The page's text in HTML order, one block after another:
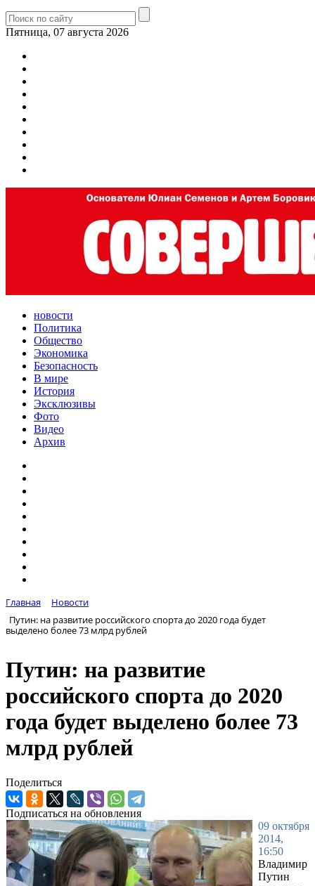
Пятница, 07 августа 2026
новости
Политика
Общество
Экономика
Безопасность
В мире
История
Эксклюзивы
Фото
Видео
Архив
Главная
Новости
Путин: на развитие российского спорта до 2020 года будет
выделено более 73 млрд рублей
Путин: на развитие
российского спорта до 2020
года будет выделено более 73
млрд рублей
Поделиться
Подписаться на обновления
09 октября
2014,
16:50
Владимир
Путин